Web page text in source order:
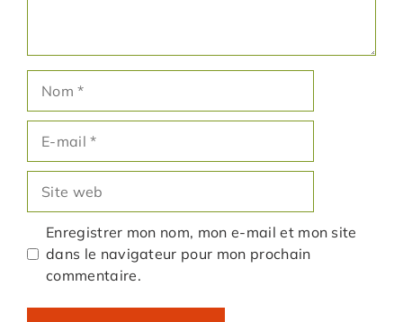
mail
web
Enregistrer mon nom, mon e-mail et mon site
dans le navigateur pour mon prochain
commentaire.